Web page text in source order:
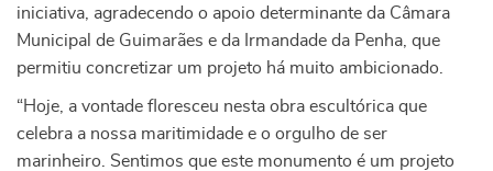
iniciativa, agradecendo o apoio determinante da Câmara
Municipal de Guimarães e da Irmandade da Penha, que
permitiu concretizar um projeto há muito ambicionado.
“Hoje, a vontade floresceu nesta obra escultórica que
celebra a nossa maritimidade e o orgulho de ser
marinheiro. Sentimos que este monumento é um projeto